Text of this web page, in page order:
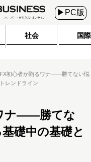
▶PC版
社会 国際
FX初心者が陥るワナ――勝てない悩
トレンドライン
ナ――勝てな
礎中の基礎と